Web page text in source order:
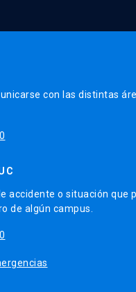
con las distintas
accidente o situación que
de algún campus.